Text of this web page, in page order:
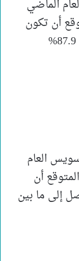
الماضي
ومن المتوقع أن تكون
المؤشرات الأولية للتنسيق الجديد ما بين 87.9%
العام
98.78% ومن المتوقع أن
إلى ما بين